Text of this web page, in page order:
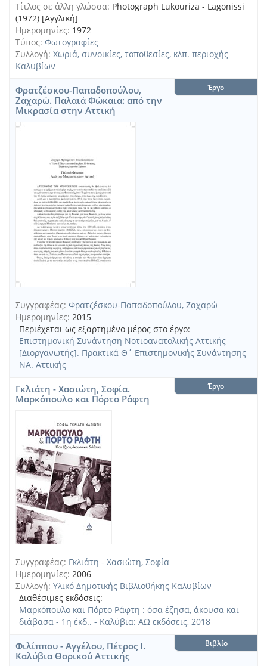
Τίτλος σε άλλη γλώσσα: Photograph Lukouriza - Lagonissi
(1972) [Αγγλική]
Ημερομηνίες: 1972
Τύπος: Φωτογραφίες
Συλλογή: Χωριά, συνοικίες, τοποθεσίες, κλπ. περιοχής
Καλυβίων
Φρατζέσκου-Παπαδοπούλου,
Ζαχαρώ. Παλαιά Φώκαια: από την
Μικρασία στην Αττική
Έργο
Συγγραφέας: Φρατζέσκου-Παπαδοπούλου, Ζαχαρώ
Ημερομηνίες: 2015
Περιέχεται ως εξαρτημένο μέρος στο έργο:
Επιστημονική Συνάντηση Νοτιοανατολικής Αττικής
[Διοργανωτής]. Πρακτικά Θ΄ Επιστημονικής Συνάντησης
ΝΑ. Αττικής
Γκλιάτη - Χασιώτη, Σοφία.
Μαρκόπουλο και Πόρτο Ράφτη
Έργο
Συγγραφέας: Γκλιάτη - Χασιώτη, Σοφία
Ημερομηνίες: 2006
Συλλογή: Υλικό Δημοτικής Βιβλιοθήκης Καλυβίων
Διαθέσιμες εκδόσεις:
Μαρκόπουλο και Πόρτο Ράφτη : όσα έζησα, άκουσα και
διάβασα - 1η έκδ.. - Καλύβια: ΑΩ εκδόσεις, 2018
Φιλίππου - Αγγέλου, Πέτρος Ι.
Καλύβια Θορικού Αττικής
Βιβλίο